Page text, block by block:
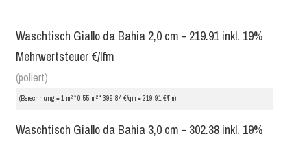
Waschtisch Giallo da Bahia 2,0 cm - 219.91 inkl. 19%
Mehrwertsteuer €/lfm
(poliert)
(Berechnung = 1 m2* 0.55 m2* 399.84 €/qm = 219.91 €/lfm)
Waschtisch Giallo da Bahia 3,0 cm - 302.38 inkl. 19%